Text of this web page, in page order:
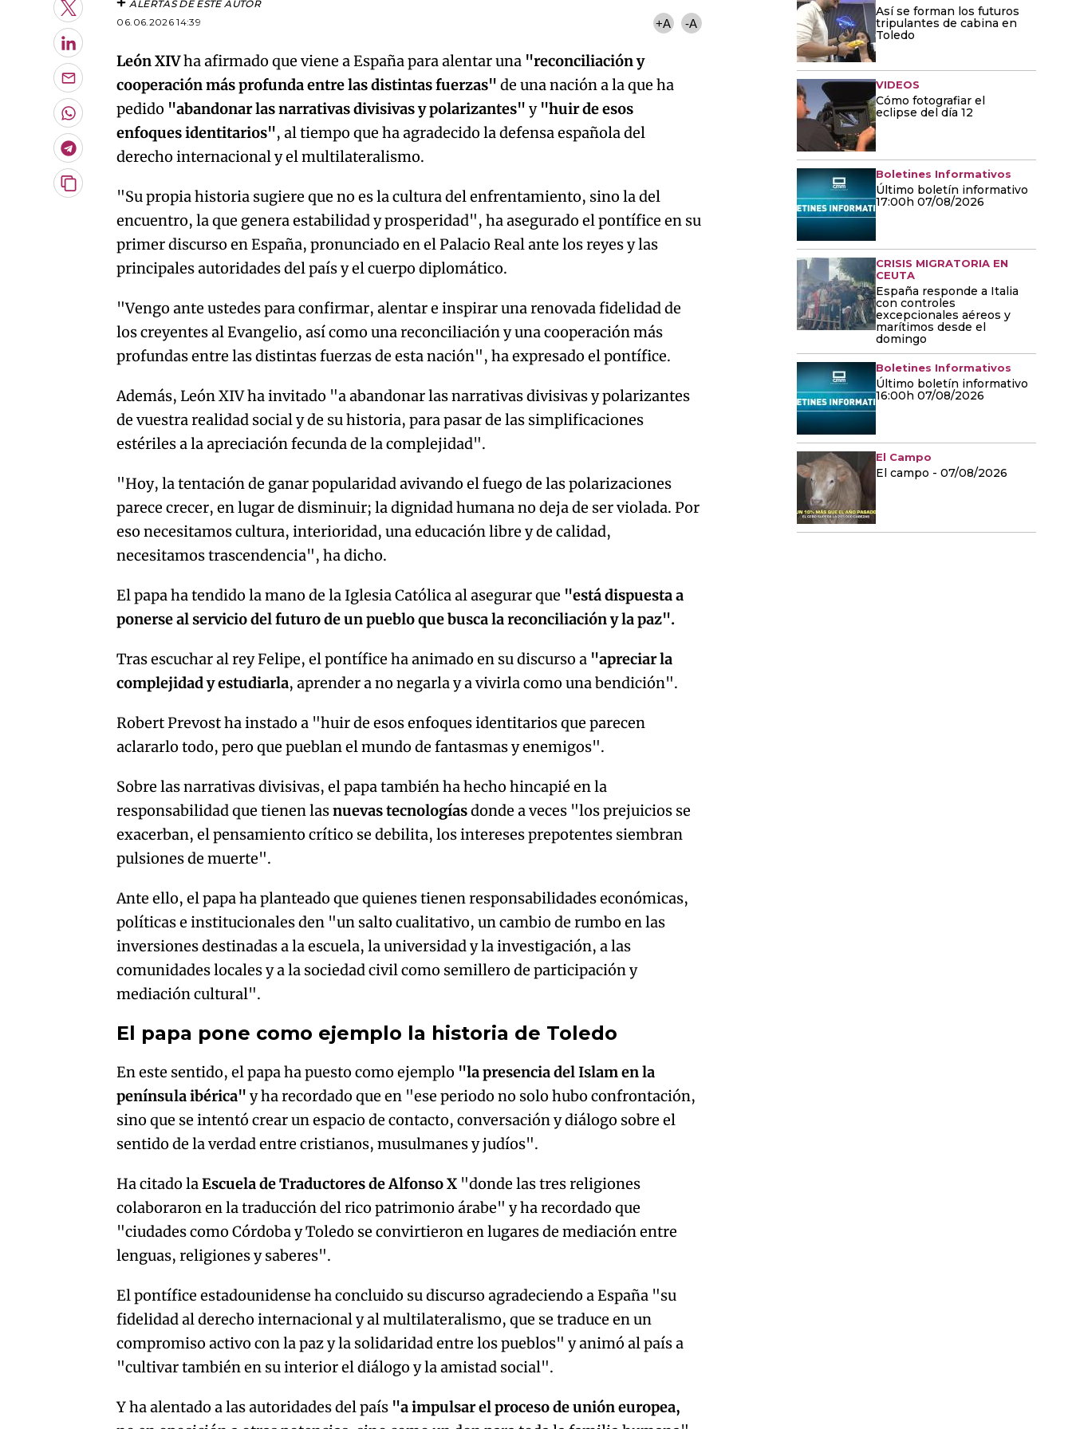
Twitter
LinkedIn
Enviar
por
Email
Whatsapp
Telegram
Copiar
ALERTAS DE ESTE AUTOR
06.06.2026 14:39
+A -A
León XIVha afirmado que viene a España para alentar una "reconciliación y
cooperación más profunda entre las distintas fuerzas" de una nación a la que ha
pedido "abandonar las narrativas divisivas y polarizantes" y "huir de esos
enfoques identitarios", al tiempo que ha agradecido la defensa española del
derecho internacional y el multilateralismo.
"Su propia historia sugiere que no es la cultura del enfrentamiento, sino la del
encuentro, la que genera estabilidad y prosperidad", ha asegurado el pontífice en su
primer discurso en España, pronunciado en el Palacio Real ante los reyes y las
principales autoridades del país y el cuerpo diplomático.
"Vengo ante ustedes para confirmar, alentar e inspirar una renovada fidelidad de
los creyentes al Evangelio, así como una reconciliación y una cooperación más
profundas entre las distintas fuerzas de esta nación", ha expresado el pontífice.
Además, León XIV ha invitado "a abandonar las narrativas divisivas y polarizantes
de vuestra realidad social y de su historia, para pasar de las simplificaciones
estériles a la apreciación fecunda de la complejidad".
"Hoy, la tentación de ganar popularidad avivando el fuego de las polarizaciones
parece crecer, en lugar de disminuir; la dignidad humana no deja de ser violada. Por
eso necesitamos cultura, interioridad, una educación libre y de calidad,
necesitamos trascendencia", ha dicho.
El papa ha tendido la mano de la Iglesia Católica al asegurar que "está dispuesta a
ponerse al servicio del futuro de un pueblo que busca la reconciliación y la paz".
Tras escuchar al rey Felipe, el pontífice ha animado en su discurso a "apreciar la
complejidad y estudiarla, aprender a no negarla y a vivirla como una bendición".
Robert Prevost ha instado a "huir de esos enfoques identitarios que parecen
aclararlo todo, pero que pueblan el mundo de fantasmas y enemigos".
Sobre las narrativas divisivas, el papa también ha hecho hincapié en la
responsabilidad que tienen lasnuevas tecnologíasdonde a veces "los prejuicios se
exacerban, el pensamiento crítico se debilita, los intereses prepotentes siembran
pulsiones de muerte".
Ante ello, el papa ha planteado que quienes tienen responsabilidades económicas,
políticas e institucionales den "un salto cualitativo, un cambio de rumbo en las
inversiones destinadas a la escuela, la universidad y la investigación, a las
comunidades locales y a la sociedad civil como semillero de participación y
mediación cultural".
El papa pone como ejemplo la historia de Toledo
En este sentido, el papa ha puesto como ejemplo "la presencia del Islam en la
península ibérica" y ha recordado que en "ese periodo no solo hubo confrontación,
sino que se intentó crear un espacio de contacto, conversación y diálogo sobre el
sentido de la verdad entre cristianos, musulmanes y judíos".
Ha citado laEscuela de Traductores de Alfonso X "donde las tres religiones
colaboraron en la traducción del rico patrimonio árabe" y ha recordado que
"ciudades como Córdoba y Toledo se convirtieron en lugares de mediación entre
lenguas, religiones y saberes".
El pontífice estadounidense ha concluido su discurso agradeciendo a España "su
fidelidad al derecho internacional y al multilateralismo, que se traduce en un
compromiso activo con la paz y la solidaridad entre los pueblos" y animó al país a
"cultivar también en su interior el diálogo y la amistad social".
Y ha alentado a las autoridades del país "a impulsar el proceso de unión europea,
Así se forman los futuros
tripulantes de cabina en
Toledo
VIDEOS
Cómo fotografiar el
eclipse del día 12
Boletines Informativos
Último boletín informativo
17:00h 07/08/2026
CRISIS MIGRATORIA EN
CEUTA
España responde a Italia
con controles
excepcionales aéreos y
marítimos desde el
domingo
Boletines Informativos
Último boletín informativo
16:00h 07/08/2026
El Campo
El campo - 07/08/2026